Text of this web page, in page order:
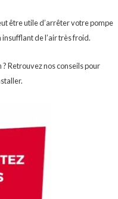
être utile d’arrêter votre pompe
de l’air très froid.
Retrouvez nos conseils pour